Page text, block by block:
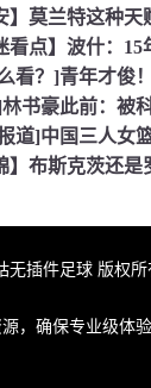
无插件足球 版权
，确保专业级体